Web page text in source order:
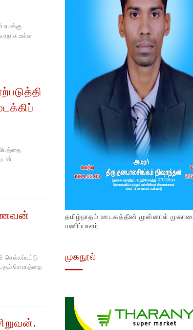
எமக்கு
உள்ள
செல்லப்பட்டு
சோகத்தை
தமிழ்நாதம் ஊடகத்தின் முன்னாள்
பணிப்பாளர்.
முகநூல்